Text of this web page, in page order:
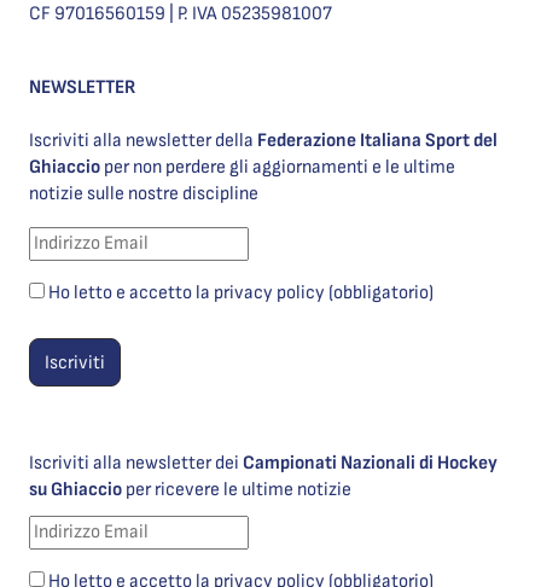
CF 97016560159 | P. IVA 05235981007
NEWSLETTER
Iscriviti alla newsletter della Federazione Italiana Sport del
Ghiaccio per non perdere gli aggiornamenti e le ultime
notizie sulle nostre discipline
Ho letto e accetto la privacy policy (obbligatorio)
Iscriviti alla newsletter dei Campionati Nazionali di Hockey
su Ghiaccio per ricevere le ultime notizie
Ho letto e accetto la privacy policy (obbligatorio)